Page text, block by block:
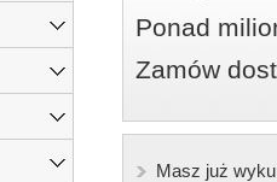
Ponad
Zamów
Masz już